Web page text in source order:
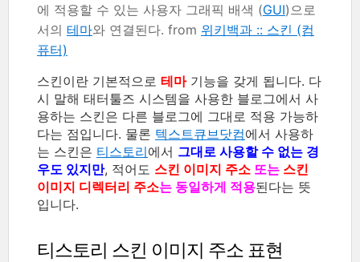
에 적용할 수 있는 사용자 그래픽 배색 (GUI)으로
서의 테마와 연결된다. from 위키백과 :: 스킨 (컴
퓨터)
스킨이란 기본적으로 테마기능을 갖게 됩니다. 다
시 말해 태터툴즈 시스템을 사용한 블로그에서 사
용하는 스킨은 다른 블로그에 그대로 적용 가능하
다는 점입니다. 물론 텍스트큐브닷컴에서 사용하
는 스킨은 티스토리에서 그대로 사용할 수 없는 경
우도 있지만, 적어도 스킨 이미지 주소 또는 스킨
이미지 디렉터리 주소는 동일하게 적용된다는 뜻
입니다.
티스토리 스킨 이미지 주소 표현